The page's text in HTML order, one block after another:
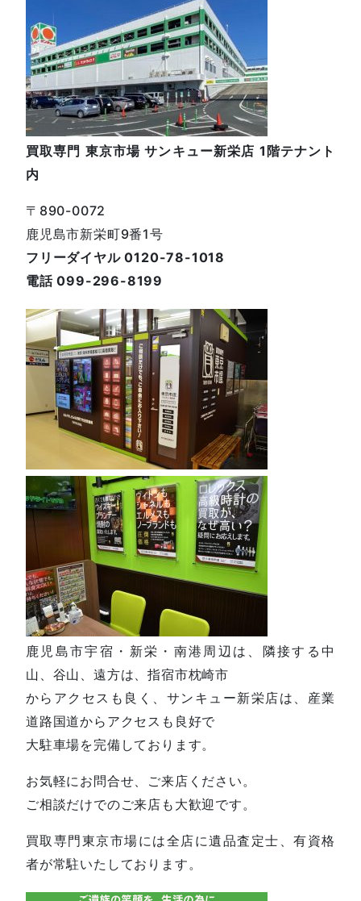
買取専門 東京市場 サンキュー新栄店 1階テナント
内
〒890-0072
鹿児島市新栄町9番1号
フリーダイヤル 0120-78-1018
電話 099-296-8199
鹿児島市宇宿・新栄・南港周辺は、隣接する中
山、谷山、遠方は、指宿市枕崎市
からアクセスも良く、サンキュー新栄店は、産業
道路国道からアクセスも良好で
大駐車場を完備しております。
お気軽にお問合せ、ご来店ください。
ご相談だけでのご来店も大歓迎です。
買取専門東京市場には全店に遺品査定士、有資格
者が常駐いたしております。